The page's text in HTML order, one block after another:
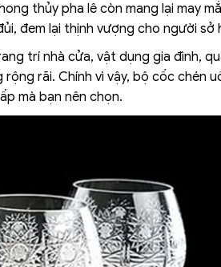
thủy pha lê còn mang lại may
đem lại thịnh vượng cho người sở
trí nhà cửa, vật dụng gia đình,
rãi. Chính vì vậy, bộ cốc chén
mà bạn nên chọn.